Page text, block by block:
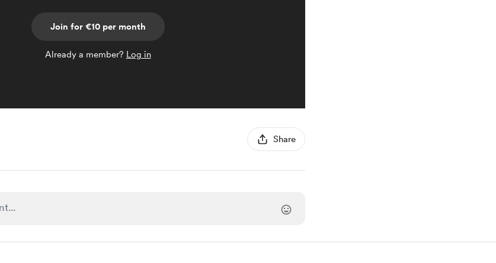
Join for €10 per month
Already a member? Log in
Share